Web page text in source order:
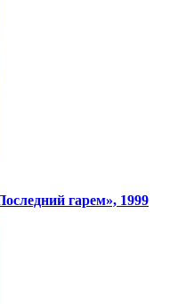
гарем», 1999